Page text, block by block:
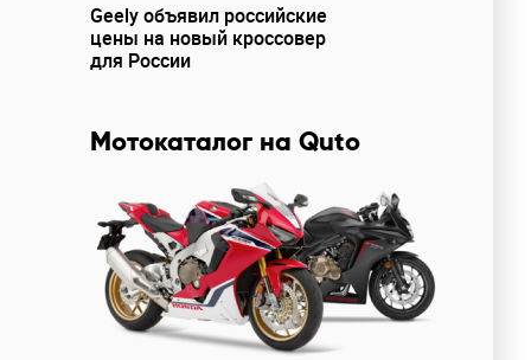
Geely объявил российские
цены на новый кроссовер
для России
Мотокаталог на Quto